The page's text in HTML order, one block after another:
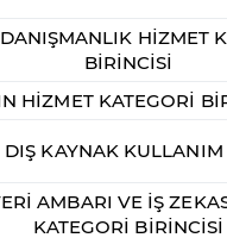
HİZMET
BİRİNCİSİ
HİZMET KATEGORİ
DIŞ KAYNAK
AMBARI VE İŞ
KATEGORİ BİRİNCİSİ